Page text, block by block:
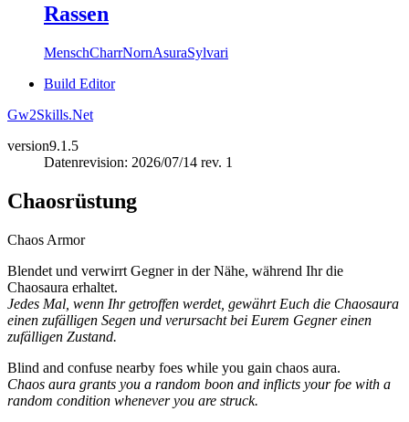
Rassen
MenschCharrNornAsuraSylvari
Build Editor
Gw2Skills.Net
version9.1.5
Datenrevision: 2026/07/14 rev. 1
Chaosrüstung
Chaos Armor
Blendet und verwirrt Gegner in der Nähe, während Ihr die
Chaosaura erhaltet.
Jedes Mal, wenn Ihr getroffen werdet, gewährt Euch die Chaosaura
einen zufälligen Segen und verursacht bei Eurem Gegner einen
zufälligen Zustand.
Blind and confuse nearby foes while you gain chaos aura.
Chaos aura grants you a random boon and inflicts your foe with a
random condition whenever you are struck.